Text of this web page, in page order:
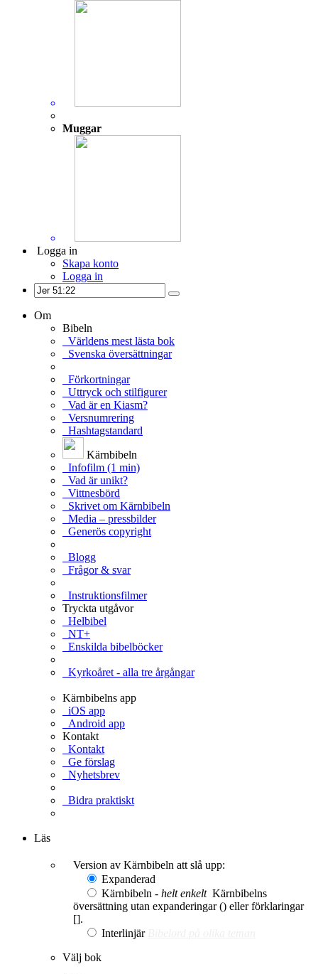
Muggar
Logga in
Skapa konto
Logga in
Om
Bibeln
Världens mest lästa bok
Svenska översättningar
Förkortningar
Uttryck och stilfigurer
Vad är en Kiasm?
Versnumrering
Hashtagstandard
Kärnbibeln
Infofilm (1 min)
Vad är unikt?
Vittnesbörd
Skrivet om Kärnbibeln
Media – pressbilder
Generös copyright
Blogg
Frågor & svar
Instruktionsfilmer
Tryckta utgåvor
Helbibel
NT+
Enskilda bibelböcker
Kyrkoåret - alla tre årgångar
Kärnbibelns app
iOS app
Android app
Kontakt
Kontakt
Ge förslag
Nyhetsbrev
Bidra praktiskt
Läs
Version av Kärnbibeln att slå upp:
Expanderad
Kärnbibeln - helt enkelt Kärnbibelns
översättning utan expanderingar () eller förklaringar
[].
Interlinjär
Välj bok